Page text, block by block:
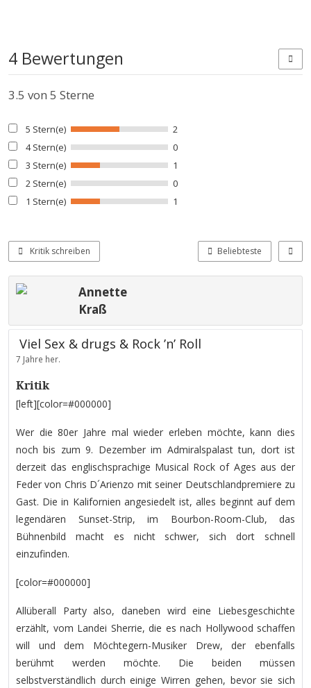
4 Bewertungen
3.5 von 5 Sterne
5 Stern(e)
2
4 Stern(e)
0
3 Stern(e)
1
2 Stern(e)
0
1 Stern(e)
1
Kritik schreiben Beliebteste
Annette
Kraß
Viel Sex & drugs & Rock ’n’ Roll
7 Jahre her.
Kritik
[left][color=#000000]
Wer die 80er Jahre mal wieder erleben möchte, kann dies
noch bis zum 9. Dezember im Admiralspalast tun, dort ist
derzeit das englischsprachige Musical Rock of Ages aus der
Feder von Chris D´Arienzo mit seiner Deutschlandpremiere zu
Gast. Die in Kalifornien angesiedelt ist, alles beginnt auf dem
legendären Sunset-Strip, im Bourbon-Room-Club, das
Bühnenbild macht es nicht schwer, sich dort schnell
einzufinden.
[color=#000000]
Allüberall Party also, daneben wird eine Liebesgeschichte
erzählt, vom Landei Sherrie, die es nach Hollywood schaffen
will und dem Möchtegern-Musiker Drew, der ebenfalls
berühmt werden möchte. Die beiden müssen
selbstverständlich durch einige Wirren gehen, bevor sie sich